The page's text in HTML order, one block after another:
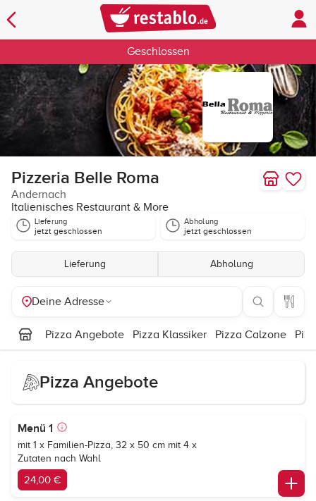
Geschlossen
Pizzeria Belle Roma
Andernach
Italienisches Restaurant & More
Lieferung
jetzt geschlossen
Abholung
jetzt geschlossen
Lieferung Abholung
Deine Adresse
Pizza Angebote Pizza Klassiker Pizza Calzone
Pizza Angebote
Menü 1
mit 1 x Familien-Pizza, 32 x 50 cm mit 4 x
Zutaten nach Wahl
24,00 €